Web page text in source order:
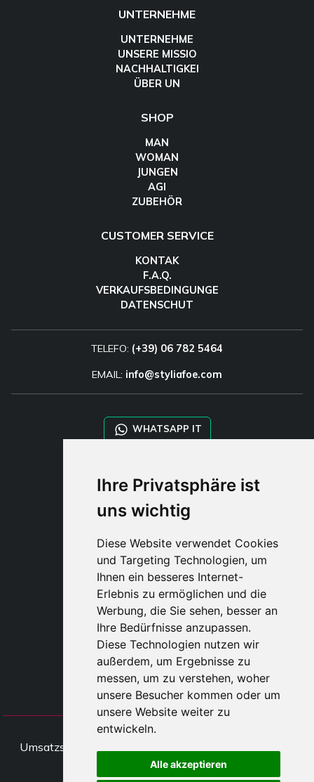
Ihre Privatsphäre ist
uns wichtig
Diese Website verwendet Cookies
und Targeting Technologien, um
Ihnen ein besseres Internet-
Erlebnis zu ermöglichen und die
Werbung, die Sie sehen, besser an
Ihre Bedürfnisse anzupassen.
Diese Technologien nutzen wir
außerdem, um Ergebnisse zu
messen, um zu verstehen, woher
unsere Besucher kommen oder um
unsere Website weiter zu
entwickeln.
Alle akzeptieren
UNTERNEHME
UNTERNEHME
UNSERE MISSIO
NACHHALTIGKEI
ÜBER UN
SHOP
MAN
WOMAN
JUNGEN
AGI
ZUBEHÖR
CUSTOMER SERVICE
KONTAK
F.A.Q.
VERKAUFSBEDINGUNGE
DATENSCHUT
TELEFO: (+39) 06 782 5464
EMAIL: info@styliafoe.com
WHATSAPP IT
STYLIA SERVICES
SHOP B2B
TAYLOR MADE ORDERS
DROPSHIPPING
BENUTZE
REGISTRIERE
EINLOGGE
EINKAUFSWAGE
All rights Styliafoe s.r.l. © 2025 -
Umsatzsteueridentifikationsnumme IT15015641002
Folge uns